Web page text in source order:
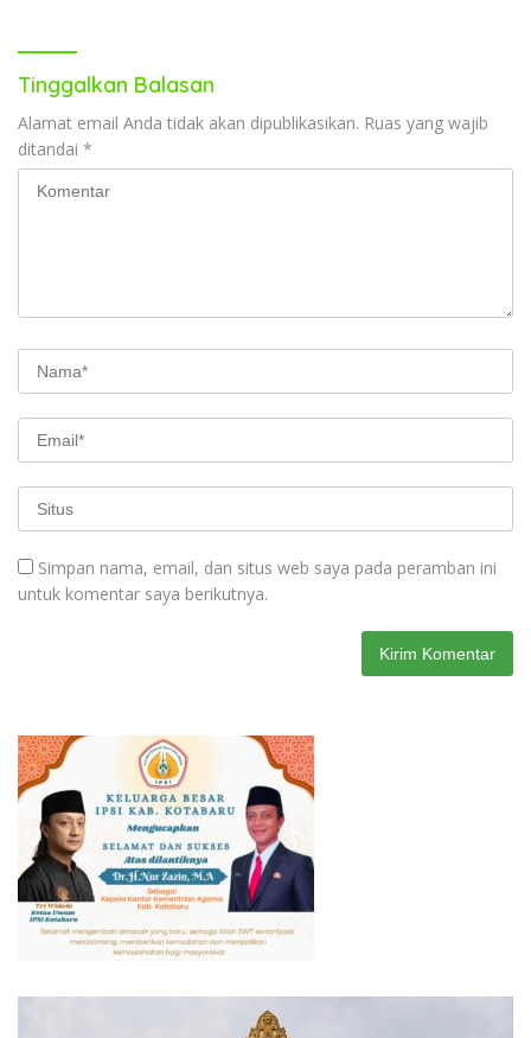
Tinggalkan Balasan
Alamat email Anda tidak akan dipublikasikan. Ruas yang wajib
ditandai *
Simpan nama, email, dan situs web saya pada peramban ini
untuk komentar saya berikutnya.